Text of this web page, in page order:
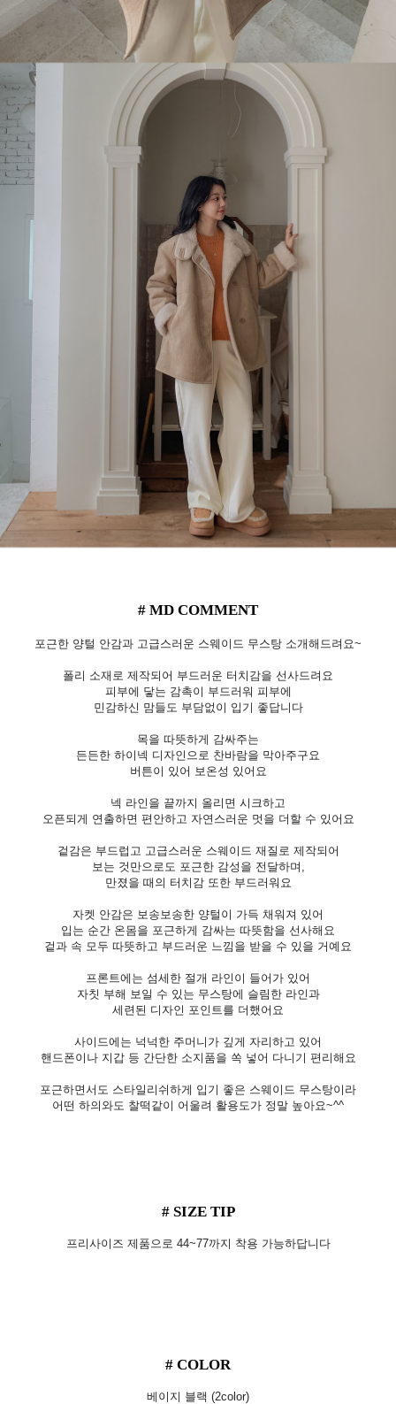
# MD COMMENT
포근한 양털 안감과 고급스러운 스웨이드 무스탕 소개해드려요~
폴리 소재로 제작되어 부드러운 터치감을 선사드려요
피부에 닿는 감촉이 부드러워 피부에
민감하신 맘들도 부담없이 입기 좋답니다
목을 따뜻하게 감싸주는
든든한 하이넥 디자인으로 찬바람을 막아주구요
버튼이 있어 보온성 있어요
넥 라인을 끝까지 올리면 시크하고
오픈되게 연출하면 편안하고 자연스러운 멋을 더할 수 있어요
겉감은 부드럽고 고급스러운 스웨이드 재질로 제작되어
보는 것만으로도 포근한 감성을 전달하며,
만졌을 때의 터치감 또한 부드러워요
자켓 안감은 보송보송한 양털이 가득 채워져 있어
입는 순간 온몸을 포근하게 감싸는 따뜻함을 선사해요
겉과 속 모두 따뜻하고 부드러운 느낌을 받을 수 있을 거예요
프론트에는 섬세한 절개 라인이 들어가 있어
자칫 부해 보일 수 있는 무스탕에 슬림한 라인과
세련된 디자인 포인트를 더했어요
사이드에는 넉넉한 주머니가 깊게 자리하고 있어
핸드폰이나 지갑 등 간단한 소지품을 쏙 넣어 다니기 편리해요
포근하면서도 스타일리쉬하게 입기 좋은 스웨이드 무스탕이라
어떤 하의와도 찰떡같이 어울려 활용도가 정말 높아요~^^
# SIZE TIP
프리사이즈 제품으로 44~77까지 착용 가능하답니다
# COLOR
베이지 블랙 (2color)